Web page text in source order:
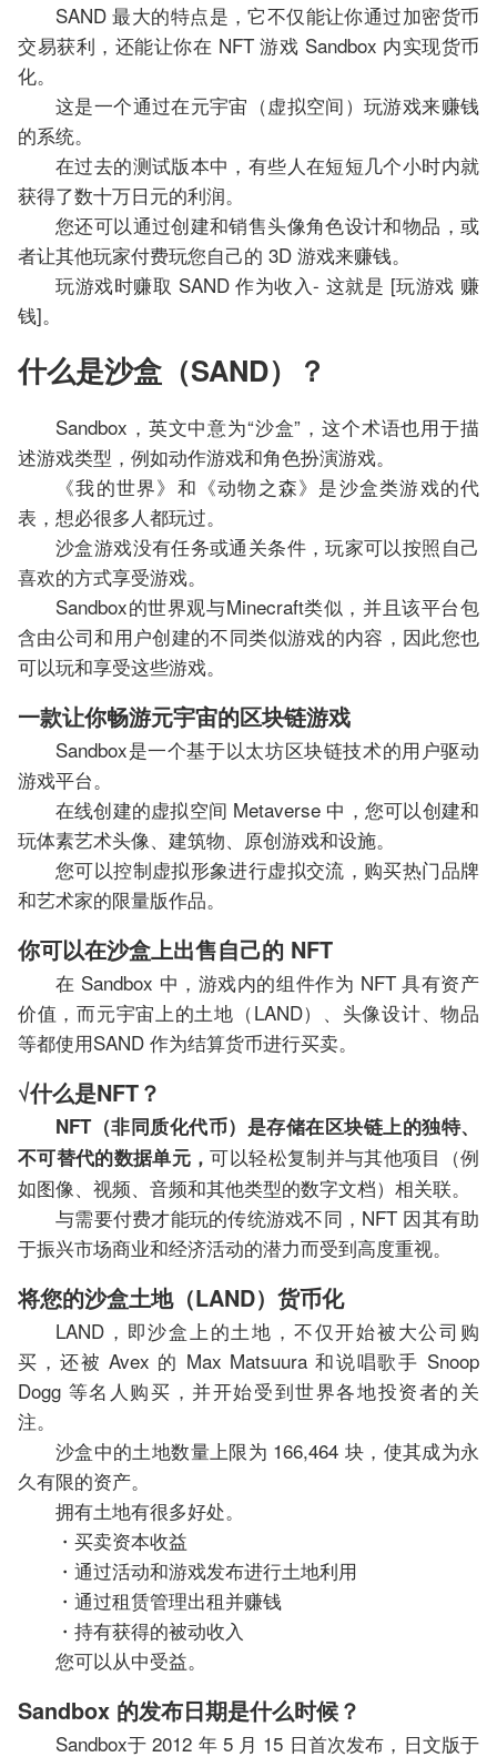
SAND 最大的特点是，它不仅能让你通过加密货币
交易获利，还能让你在 NFT 游戏 Sandbox 内实现货币
化。
这是一个通过在元宇宙（虚拟空间）玩游戏来赚钱
的系统。
在过去的测试版本中，有些人在短短几个小时内就
获得了数十万日元的利润。
您还可以通过创建和销售头像角色设计和物品，或
者让其他玩家付费玩您自己的 3D 游戏来赚钱。
玩游戏时赚取 SAND 作为收入- 这就是 [玩游戏 赚
钱]。
什么是沙盒（SAND）？
Sandbox，英文中意为“沙盒”，这个术语也用于描
述游戏类型，例如动作游戏和角色扮演游戏。
《我的世界》和《动物之森》是沙盒类游戏的代
表，想必很多人都玩过。
沙盒游戏没有任务或通关条件，玩家可以按照自己
喜欢的方式享受游戏。
Sandbox的世界观与Minecraft类似，并且该平台包
含由公司和用户创建的不同类似游戏的内容，因此您也
可以玩和享受这些游戏。
一款让你畅游元宇宙的区块链游戏
Sandbox是一个基于以太坊区块链技术的用户驱动
游戏平台。
在线创建的虚拟空间 Metaverse 中，您可以创建和
玩体素艺术头像、建筑物、原创游戏和设施。
您可以控制虚拟形象进行虚拟交流，购买热门品牌
和艺术家的限量版作品。
你可以在沙盒上出售自己的 NFT
在 Sandbox 中，游戏内的组件作为 NFT 具有资产
价值，而元宇宙上的土地（LAND）、头像设计、物品
等都使用SAND 作为结算货币进行买卖。
√什么是NFT？
NFT（非同质化代币）是存储在区块链上的独特、
不可替代的数据单元，可以轻松复制并与其他项目（例
如图像、视频、音频和其他类型的数字文档）相关联。
与需要付费才能玩的传统游戏不同，NFT 因其有助
于振兴市场商业和经济活动的潜力而受到高度重视。
将您的沙盒土地（LAND）货币化
LAND，即沙盒上的土地，不仅开始被大公司购
买，还被 Avex 的 Max Matsuura 和说唱歌手 Snoop
Dogg 等名人购买，并开始受到世界各地投资者的关
注。
沙盒中的土地数量上限为 166,464 块，使其成为永
久有限的资产。
拥有土地有很多好处。
・买卖资本收益
・通过活动和游戏发布进行土地利用
・通过租赁管理出租并赚钱
・持有获得的被动收入
您可以从中受益。
Sandbox 的发布日期是什么时候？
Sandbox于 2012 年 5 月 15 日首次发布，日文版于